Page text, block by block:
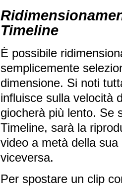
Timeline
È possibile
semplicemente
dimensione. Si noti
influisce sulla velocità
giocherà più lento. Se
Timeline, sarà la
video a metà della
viceversa.
Per spostare un clip